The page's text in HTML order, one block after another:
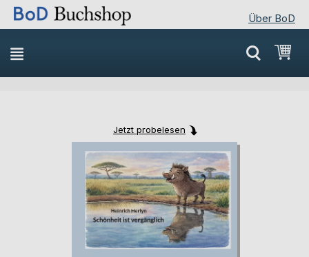
Über BoD
Direkt
zum
Inhalt
Jetzt probelesen
Skip
to
the
end
of
the
images
gallery
Skip
to
the
beginning
of
the
images
gallery